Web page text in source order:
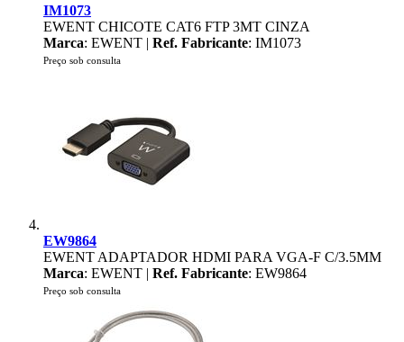
IM1073
EWENT CHICOTE CAT6 FTP 3MT CINZA
Marca: EWENT | Ref. Fabricante: IM1073
Preço sob consulta
EW9864
EWENT ADAPTADOR HDMI PARA VGA-F C/3.5MM
Marca: EWENT | Ref. Fabricante: EW9864
Preço sob consulta